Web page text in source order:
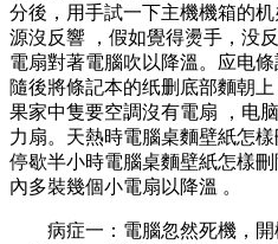
分後，用手試一下主機機箱
源沒反響 ，假如覺得燙手
電扇對著電腦吹以降溫。应电條
隨後將條記本的纸删底部麵朝上
果家中隻要空調沒有電扇  ，电
力扇 。天熱時電腦桌麵壁紙怎
停歇半小時電腦桌麵壁紙怎樣刪
內多裝幾個小電扇以降溫 。
病症一 ：電腦忽然死機，開